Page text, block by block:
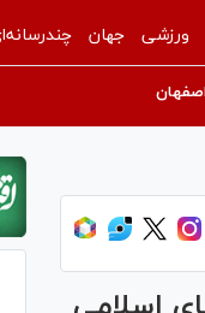
ورزشی جهان